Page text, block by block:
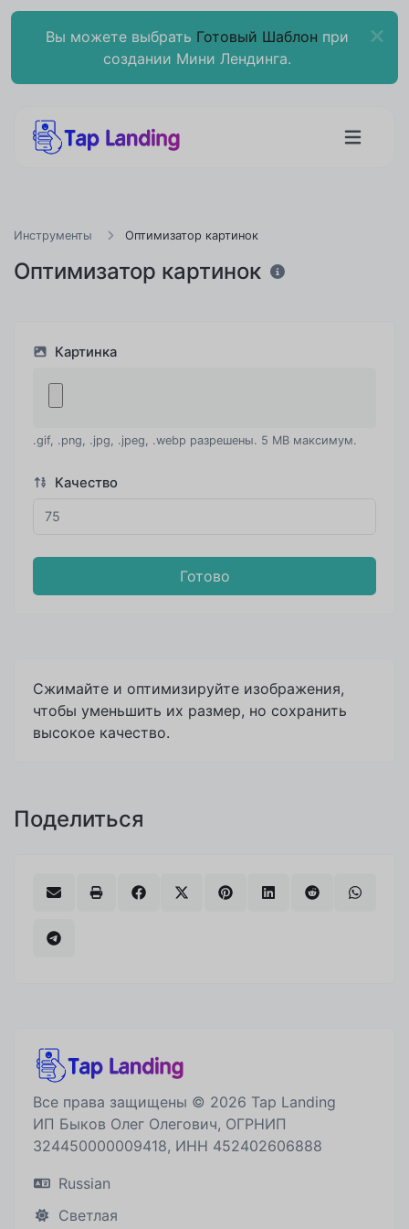
Вы можете выбрать Готовый Шаблон при
создании Мини Лендинга.
Инструменты Оптимизатор картинок
Оптимизатор картинок
Картинка
.gif, .png, .jpg, .jpeg, .webp разрешены. 5 MB максимум.
Качество
Готово
Сжимайте и оптимизируйте изображения,
чтобы уменьшить их размер, но сохранить
высокое качество.
Поделиться
Все права защищены © 2026 Tap Landing
ИП Быков Олег Олегович, ОГРНИП
324450000009418, ИНН 452402606888
Russian
Светлая
новости и обновления.